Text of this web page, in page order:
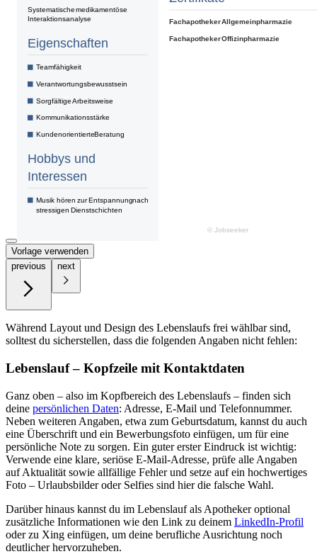
Vorlage verwenden
previous
next
Während Layout und Design des Lebenslaufs frei wählbar sind,
solltest du sicherstellen, dass die folgenden Angaben nicht fehlen:
Lebenslauf – Kopfzeile mit Kontaktdaten
Ganz oben – also im Kopfbereich des Lebenslaufs – finden sich
deine persönlichen Daten: Adresse, E-Mail und Telefonnummer.
Neben weiteren Angaben, etwa zum Geburtsdatum, kannst du auch
eine Überschrift und ein Bewerbungsfoto einfügen, um für eine
persönliche Note zu sorgen. Ein guter erster Eindruck ist wichtig:
Verwende eine klare, seriöse E-Mail-Adresse, prüfe alle Angaben
auf Aktualität sowie allfällige Fehler und setze auf ein hochwertiges
Foto – Urlaubsbilder oder Selfies sind hier die falsche Wahl.
Darüber hinaus kannst du im Lebenslauf als Apotheker optional
zusätzliche Informationen wie den Link zu deinem LinkedIn-Profil
oder zu Xing einfügen, um deine berufliche Ausrichtung noch
deutlicher hervorzuheben.